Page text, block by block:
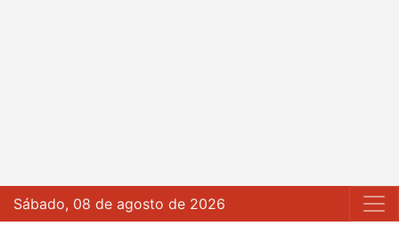
Sábado, 08 de agosto de 2026